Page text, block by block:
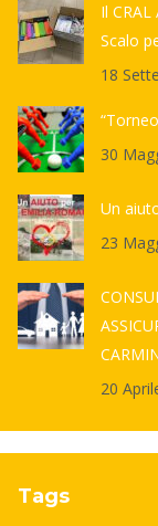
Il
Scalo
18
30
Un
23
20
Tags